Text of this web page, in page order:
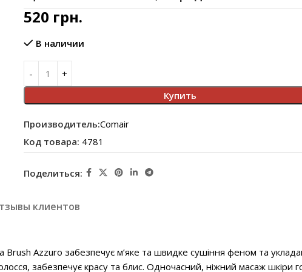
520 грн.
В наличии
Купить
Производитель:Comair
Код товара: 4781
Поделиться:
клиентов
Brush Azzuro забезпечує м’яке та швидке сушіння феном та
забезпечує красу та блис. Одночасний, ніжний масаж